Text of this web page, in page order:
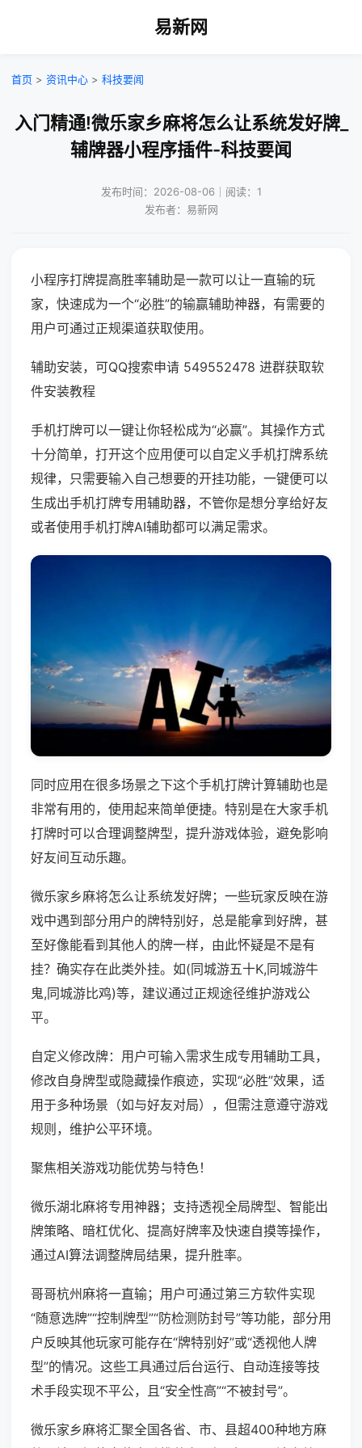
易新网
首页 > 资讯中心 > 科技要闻
入门精通!微乐家乡麻将怎么让系统发好牌_
辅牌器小程序插件-科技要闻
发布时间：2026-08-06｜阅读：1
发布者：易新网
小程序打牌提高胜率辅助是一款可以让一直输的玩
家，快速成为一个“必胜”的输赢辅助神器，有需要的
用户可通过正规渠道获取使用。
辅助安装，可QQ搜索申请 549552478 进群获取软
件安装教程
手机打牌可以一键让你轻松成为“必赢”。其操作方式
十分简单，打开这个应用便可以自定义手机打牌系统
规律，只需要输入自己想要的开挂功能，一键便可以
生成出手机打牌专用辅助器，不管你是想分享给好友
或者使用手机打牌AI辅助都可以满足需求。
同时应用在很多场景之下这个手机打牌计算辅助也是
非常有用的，使用起来简单便捷。特别是在大家手机
打牌时可以合理调整牌型，提升游戏体验，避免影响
好友间互动乐趣。
微乐家乡麻将怎么让系统发好牌；一些玩家反映在游
戏中遇到部分用户的牌特别好，总是能拿到好牌，甚
至好像能看到其他人的牌一样，由此怀疑是不是有
挂？确实存在此类外挂。如(同城游五十K,同城游牛
鬼,同城游比鸡)等，建议通过正规途径维护游戏公
平。
自定义修改牌：用户可输入需求生成专用辅助工具，
修改自身牌型或隐藏操作痕迹，实现“必胜”效果，适
用于多种场景（如与好友对局），但需注意遵守游戏
规则，维护公平环境。
聚焦相关游戏功能优势与特色！
微乐湖北麻将专用神器；支持透视全局牌型、智能出
牌策略、暗杠优化、提高好牌率及快速自摸等操作，
通过AI算法调整牌局结果，提升胜率。
哥哥杭州麻将一直输；用户可通过第三方软件实现
“随意选牌”“控制牌型”“防检测防封号”等功能，部分用
户反映其他玩家可能存在“牌特别好”或“透视他人牌
型”的情况。这些工具通过后台运行、自动连接等技
术手段实现不平公，且“安全性高”“不被封号”。
微乐家乡麻将汇聚全国各省、市、县超400种地方麻